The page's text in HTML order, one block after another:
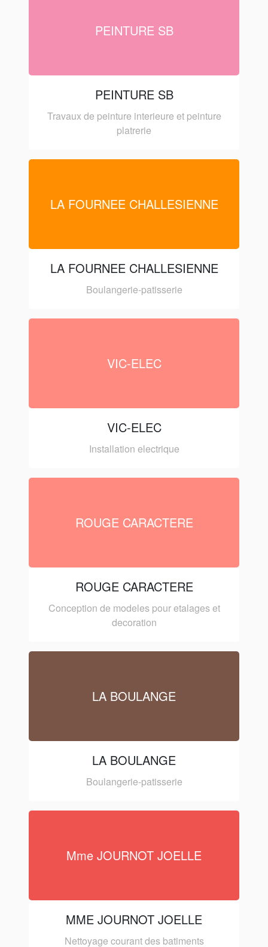
PEINTURE SB
PEINTURE SB
Travaux de peinture interieure et peinture
platrerie
LA FOURNEE CHALLESIENNE
LA FOURNEE CHALLESIENNE
Boulangerie-patisserie
VIC-ELEC
VIC-ELEC
Installation electrique
ROUGE CARACTERE
ROUGE CARACTERE
Conception de modeles pour etalages et
decoration
LA BOULANGE
LA BOULANGE
Boulangerie-patisserie
Mme JOURNOT JOELLE
MME JOURNOT JOELLE
Nettoyage courant des batiments